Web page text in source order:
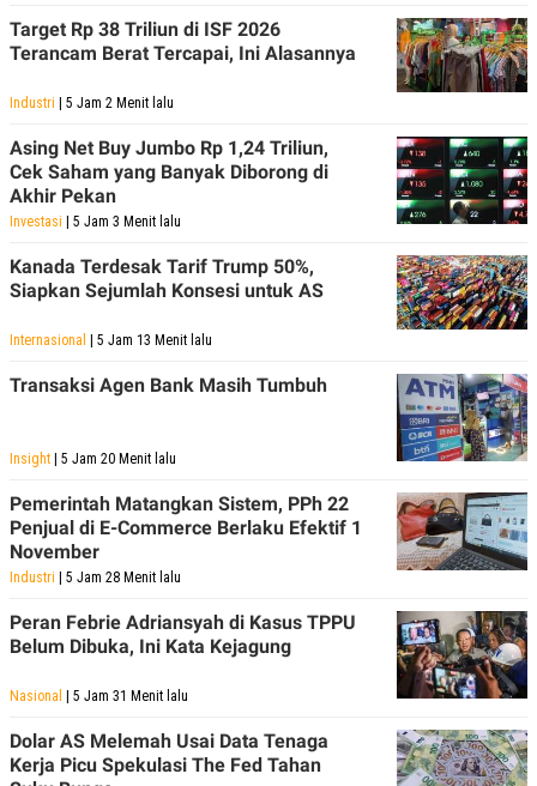
Target Rp 38 Triliun di ISF 2026
Terancam Berat Tercapai, Ini Alasannya
Industri | 5 Jam 2 Menit lalu
Asing Net Buy Jumbo Rp 1,24 Triliun,
Cek Saham yang Banyak Diborong di
Akhir Pekan
Investasi | 5 Jam 3 Menit lalu
Kanada Terdesak Tarif Trump 50%,
Siapkan Sejumlah Konsesi untuk AS
Internasional | 5 Jam 13 Menit lalu
Transaksi Agen Bank Masih Tumbuh
Insight | 5 Jam 20 Menit lalu
Pemerintah Matangkan Sistem, PPh 22
Penjual di E-Commerce Berlaku Efektif 1
November
Industri | 5 Jam 28 Menit lalu
Peran Febrie Adriansyah di Kasus TPPU
Belum Dibuka, Ini Kata Kejagung
Nasional | 5 Jam 31 Menit lalu
Dolar AS Melemah Usai Data Tenaga
Kerja Picu Spekulasi The Fed Tahan